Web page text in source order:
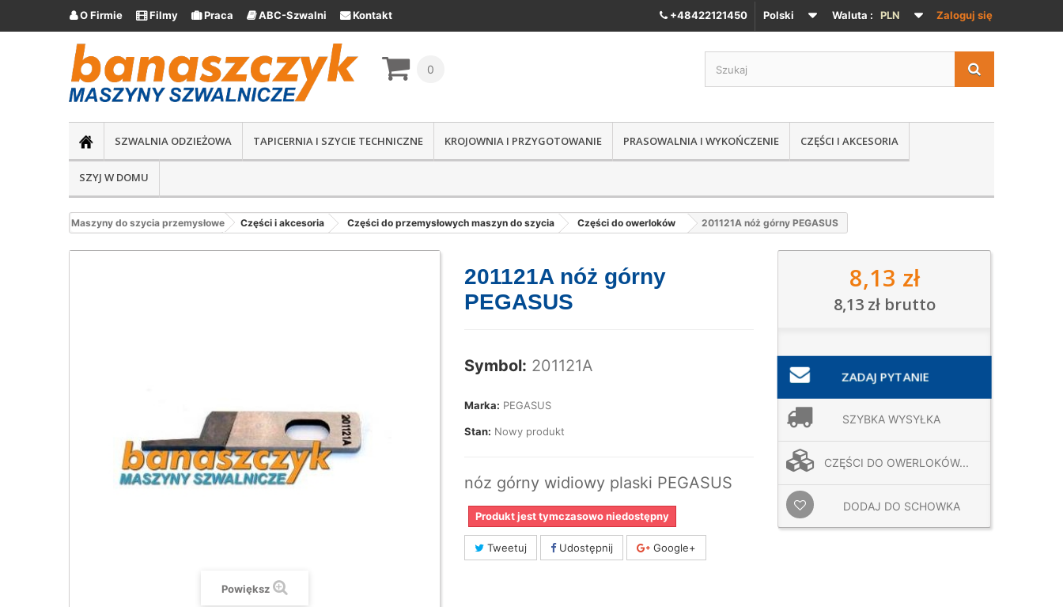
Zaloguj się
Waluta : PLN
Polski
O Firmie Filmy Praca ABC-Szwalni Kontakt +48422121450
0
SZWALNIA ODZIEŻOWA TAPICERNIA I SZYCIE TECHNICZNE KROJOWNIA I PRZYGOTOWANIE PRASOWALNIA I WYKOŃCZENIE CZĘŚCI I AKCESORIA
SZYJ W DOMU
Maszyny do szycia przemysłowe Części i akcesoria Części do przemysłowych maszyn do szycia Części do owerloków 201121A nóż górny PEGASUS
Powiększ
201121A nóż górny
PEGASUS
Symbol: 201121A
Marka: PEGASUS
Stan: Nowy produkt
nóz górny widiowy plaski PEGASUS
Produkt jest tymczasowo niedostępny
Tweetuj Udostępnij Google+
8,13 zł
8,13 złbrutto
ZADAJ PYTANIE
SZYBKA WYSYŁKA
CZĘŚCI DO OWERLOKÓW...
DODAJ DO SCHOWKA